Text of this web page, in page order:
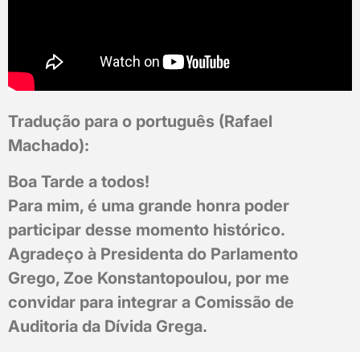
Tradução para o português (Rafael
Machado):
Boa Tarde a todos!
Para mim, é uma grande honra poder
participar desse momento histórico.
Agradeço à Presidenta do Parlamento
Grego, Zoe Konstantopoulou, por me
convidar para integrar a Comissão de
Auditoria da Dívida Grega.